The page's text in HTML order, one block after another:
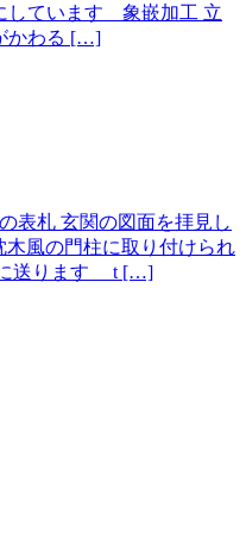
しています 象嵌加工 立
かわる […]
表札 玄関の図面を拝見し
風の門柱に取り付けられ
に送ります t […]